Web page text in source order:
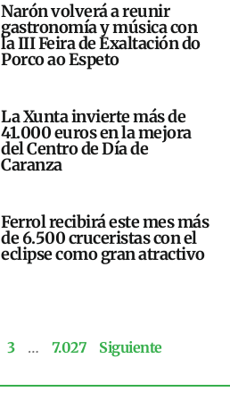
Narón volverá a reunir
gastronomía y música con
la III Feira de Exaltación do
Porco ao Espeto
La Xunta invierte más de
41.000 euros en la mejora
del Centro de Día de
Caranza
Ferrol recibirá este mes más
de 6.500 cruceristas con el
eclipse como gran atractivo
3 … 7.027 Siguiente